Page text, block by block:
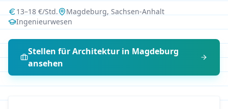
13–18 €/Std. Magdeburg, Sachsen-Anhalt
Ingenieurwesen
Stellen fürArchitekturin Magdeburg
ansehen